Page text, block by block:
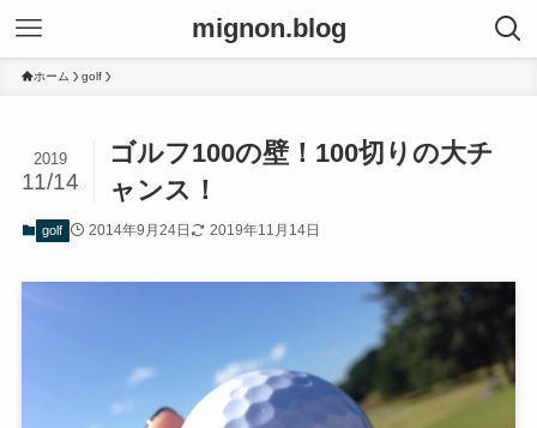
mignon.blog
ホーム golf
ゴルフ100の壁！100切りの大チ
ャンス！
2019
11/14
golf 2014年9月24日 2019年11月14日